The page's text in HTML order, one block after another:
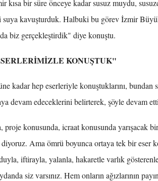
kısa bir süre önceye kadar susuz muydu,
suya kavuşturduk. Halbuki bu görev İzmir
biz gerçekleştirdik" diye konuştu.
KONUŞTUK"
kadar hep eserleriyle konuştuklarını, bundan
devam edeceklerini belirterek, şöyle devam
proje konusunda, icraat konusunda yarışacak
diyoruz. Ama ömrü boyunca ortaya tek bir eser
iftirayla, yalanla, hakaretle varlık
siz varsınız. Hem onların ağızlarının